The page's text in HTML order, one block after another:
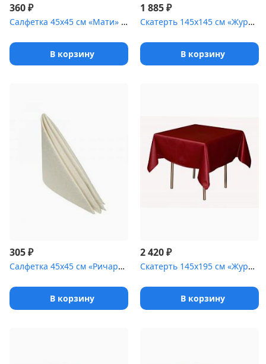
360₽
Салфетка 45х45 см «Мати» бежевая
В корзину
1 885₽
Скатерть 145х145 см «Журавинка» белая [(гладь)]
В корзину
305₽
Салфетка 45х45 см «Ричард ажур» шампань
В корзину
2 420₽
Скатерть 145х195 см «Журавинка» бордо [(гладь)]
В корзину